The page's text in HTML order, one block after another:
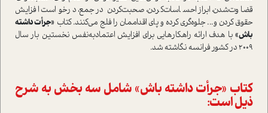
قضاوت‌شدن، ابراز احساسات‌کردن، صحبت‌کردن در جمع، درخواست افزایش
حقوق کردن و... جلوه‌گری کرده و پای اقداممان را فلج می‌کنند. کتاب «جرأت داشته
باش» با هدف ارائه راهکارهایی برای افزایش اعتمادبه‌نفس نخستین بار سال
2009 در کشور فرانسه نگاشته شد.
کتاب «جرأت داشته باش» شامل سه بخش به شرح
ذیل است: